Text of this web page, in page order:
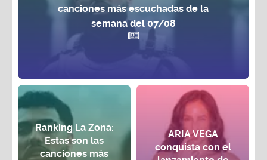
canciones más escuchadas de la
semana del 07/08
Ranking La Zona:
Estas son las
canciones más
ARIA VEGA
conquista con el